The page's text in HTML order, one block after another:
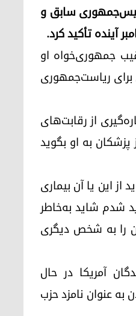
از دونالد ترامپ رئیس‌جمهوری سابق و
آینده تأکید کرد.
جمهوری‌خواه او
برای ریاست‌جمهوری
از رقابت‌های
یکی از پزشکان به او بگوید
این یا آن بیماری
شدم شاید به‌خاطر
را به شخص دیگری
آمریکا در حال
عنوان نامزد حزب